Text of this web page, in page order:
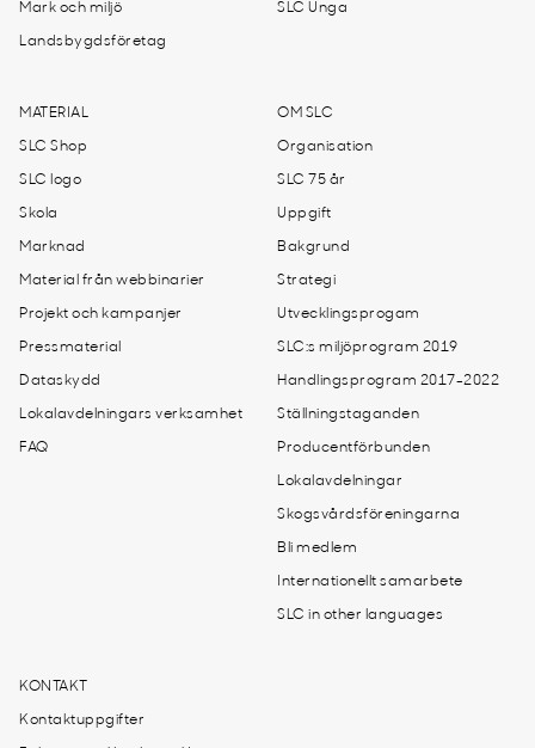
Mark och miljö
Landsbygdsföretag
SLC Unga
MATERIAL
SLC Shop
SLC logo
Skola
Marknad
Material från webbinarier
Projekt och kampanjer
Pressmaterial
Dataskydd
Lokalavdelningars verksamhet
FAQ
OM SLC
Organisation
SLC 75 år
Uppgift
Bakgrund
Strategi
Utvecklingsprogam
SLC:s miljöprogram 2019
Handlingsprogram 2017-2022
Ställningstaganden
Producentförbunden
Lokalavdelningar
Skogsvårdsföreningarna
Bli medlem
Internationellt samarbete
SLC in other languages
KONTAKT
Kontaktuppgifter